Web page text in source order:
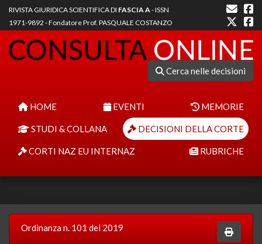
RIVISTA GIURIDICA SCIENTIFICA DI FASCIA A- ISSN
1971-9892 - Fondatore Prof. PASQUALE COSTANZO
Cerca nelle decisioni
HOME EVENTI MEMORIE
STUDI & COLLANA DECISIONI DELLA CORTE
CORTI NAZ EU INTERNAZ RUBRICHE
Ordinanza n. 101 del 2019